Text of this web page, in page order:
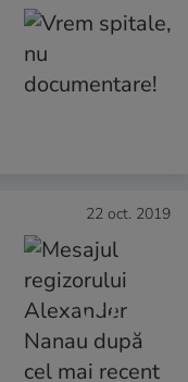
22 oct. 2019